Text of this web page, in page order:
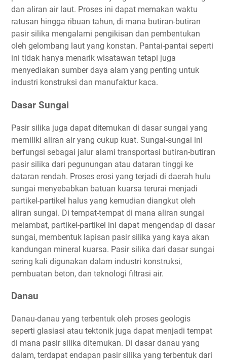
dan aliran air laut. Proses ini dapat memakan waktu
ratusan hingga ribuan tahun, di mana butiran-butiran
pasir silika mengalami pengikisan dan pembentukan
oleh gelombang laut yang konstan. Pantai-pantai seperti
ini tidak hanya menarik wisatawan tetapi juga
menyediakan sumber daya alam yang penting untuk
industri konstruksi dan manufaktur kaca.
Dasar Sungai
Pasir silika juga dapat ditemukan di dasar sungai yang
memiliki aliran air yang cukup kuat. Sungai-sungai ini
berfungsi sebagai jalur alami transportasi butiran-butiran
pasir silika dari pegunungan atau dataran tinggi ke
dataran rendah. Proses erosi yang terjadi di daerah hulu
sungai menyebabkan batuan kuarsa terurai menjadi
partikel-partikel halus yang kemudian diangkut oleh
aliran sungai. Di tempat-tempat di mana aliran sungai
melambat, partikel-partikel ini dapat mengendap di dasar
sungai, membentuk lapisan pasir silika yang kaya akan
kandungan mineral kuarsa. Pasir silika dari dasar sungai
sering kali digunakan dalam industri konstruksi,
pembuatan beton, dan teknologi filtrasi air.
Danau
Danau-danau yang terbentuk oleh proses geologis
seperti glasiasi atau tektonik juga dapat menjadi tempat
di mana pasir silika ditemukan. Di dasar danau yang
dalam, terdapat endapan pasir silika yang terbentuk dari